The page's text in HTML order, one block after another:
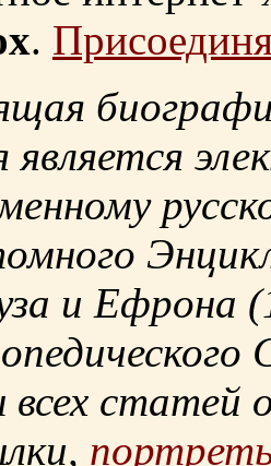
.
и Ефрона
всех статей